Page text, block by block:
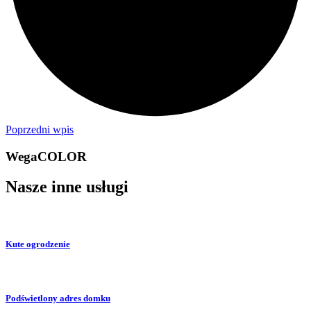
Poprzedni wpis
WegaCOLOR
Nasze inne usługi
Kute ogrodzenie
Podświetlony adres domku